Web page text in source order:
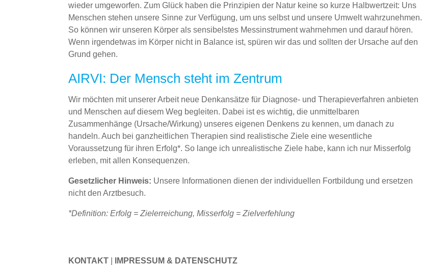
wieder umgeworfen. Zum Glück haben die Prinzipien der Natur keine so kurze Halbwertzeit: Uns
Menschen stehen unsere Sinne zur Verfügung, um uns selbst und unsere Umwelt wahrzunehmen.
So können wir unseren Körper als sensibelstes Messinstrument wahrnehmen und darauf hören.
Wenn irgendetwas im Körper nicht in Balance ist, spüren wir das und sollten der Ursache auf den
Grund gehen.
AIRVI: Der Mensch steht im Zentrum
Wir möchten mit unserer Arbeit neue Denkansätze für Diagnose- und Therapieverfahren anbieten
und Menschen auf diesem Weg begleiten. Dabei ist es wichtig, die unmittelbaren
Zusammenhänge (Ursache/Wirkung) unseres eigenen Denkens zu kennen, um danach zu
handeln. Auch bei ganzheitlichen Therapien sind realistische Ziele eine wesentliche
Voraussetzung für ihren Erfolg*. So lange ich unrealistische Ziele habe, kann ich nur Misserfolg
erleben, mit allen Konsequenzen.
Gesetzlicher Hinweis: Unsere Informationen dienen der individuellen Fortbildung und ersetzen
nicht den Arztbesuch.
*Definition: Erfolg = Zielerreichung, Misserfolg = Zielverfehlung
KONTAKT IMPRESSUM & DATENSCHUTZ